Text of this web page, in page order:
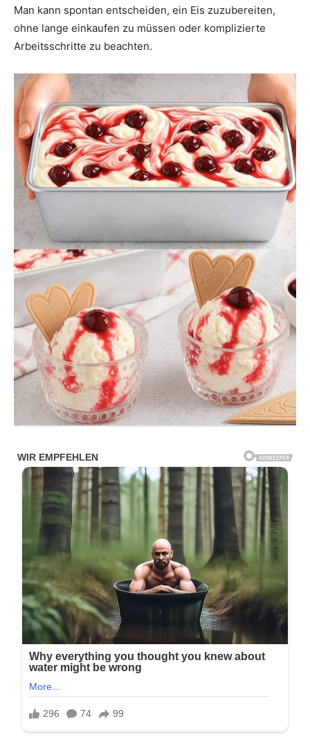
Man kann spontan entscheiden, ein Eis zuzubereiten,
ohne lange einkaufen zu müssen oder komplizierte
Arbeitsschritte zu beachten.